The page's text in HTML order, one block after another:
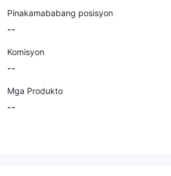
Pinakamababang posisyon
--
Komisyon
--
Mga Produkto
--